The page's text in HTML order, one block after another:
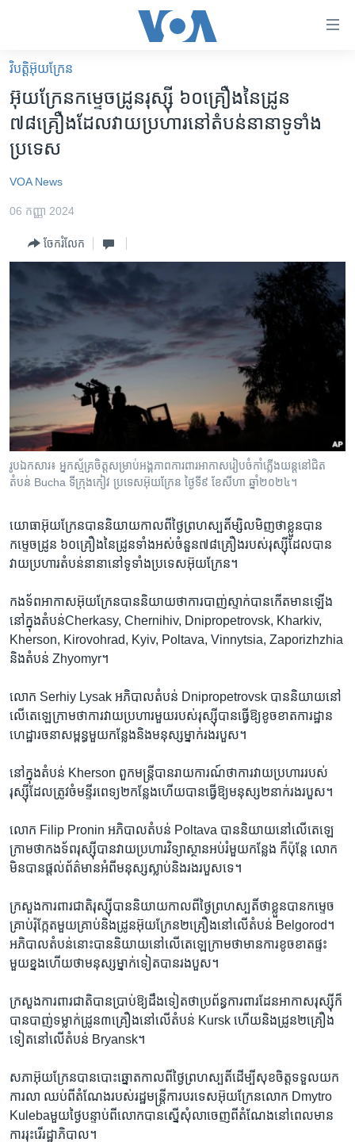
គេហទំព័រ​
ទាក់ទង
រំលង​
និង​
ចូល​
ទំព័រ​
ព័ត៌មាន​​
រំលង​
ទៅ​
ទំព័រ​
រចនា
សម្ព័ន្ធ​
រំលង​
និង​
ចូល​
ទៅ​
កាន់​
ទំព័រ​
រក
អន្តរជាតិ
ព្រឹត្តិការណ៍ព័ត៌មាន
វិទ្យុ / ផតខាសថ៍
Khmer English
បណ្តាញ​សង្គម
វិបត្តិអ៊ុយក្រែន
អ៊ុយក្រែន​​កម្ទេច​​ដ្រូន​​រុស្ស៊ី​ ៦០គ្រឿង​​នៃ​ដ្រូន​
៧៨គ្រឿង​​ដែល​​វាយ​​ប្រហារ​​នៅ​​តំបន់​​នានា​​ទូទាំង​
ប្រទេស
VOA News
06 កញ្ញា 2024
ចែករំលែក
រូបឯកសារ៖ អ្នក​ស្ម័គ្រ​ចិត្ត​សម្រាប់​អង្គភាព​ការពារ​អាកាស​រៀបចំ​កាំភ្លើង​យន្ត​នៅ​ជិត
តំបន់ Bucha ទីក្រុងកៀវ ប្រទេស​អ៊ុយក្រែន ថ្ងៃទី៩ ខែសីហា ឆ្នាំ២០២៤។
យោធា​អ៊ុយក្រែន​បាន​និយាយ​កាលពី​ថ្ងៃ​ព្រហស្បតិ៍​ម្សិលមិញ​ថា​ខ្លួន​បាន​
កម្ទេច​ដ្រូន ៦០គ្រឿង​នៃ​ដ្រូន​ទាំង​អស់​ចំនួន៧៨គ្រឿង​របស់​រុស្ស៊ី​ដែល​បាន​
វាយ​ប្រហារ​តំបន់​នានា​នៅ​ទូទាំង​ប្រទេស​អ៊ុយក្រែន។
កងទ័ព​អាកាស​អ៊ុយក្រែន​បាន​និយាយ​ថា​ការបាញ់​ស្ទាក់​បាន​កើត​មាន​ឡើង​
នៅ​ក្នុង​តំបន់Cherkasy, Chernihiv, Dnipropetrovsk, Kharkiv,
Kherson, Kirovohrad, Kyiv, Poltava, Vinnytsia, Zaporizhzhia
និង​តំបន់ Zhyomyr។
លោក Serhiy Lysak អភិបាល​តំបន់ Dnipropetrovsk បាន​និយាយ​នៅ​
លើ​តេឡេក្រាម​ថា​ការវាយ​ប្រហារ​មួយ​របស់​រុស្ស៊ី​បាន​ធ្វើ​ឱ្យ​ខូចខាត​ការដ្ឋាន​
ហេដ្ឋារចនា​សម្ពន្ធមួយ​កន្លែង​និង​មនុស្ស​ម្នាក់​រង​របួស។
នៅ​ក្នុង​តំបន់ Kherson ពួក​មន្ត្រី​បាន​រាយការណ៍​ថា​ការវាយ​ប្រហារ​របស់​
រុស្ស៊ី​ដែល​ត្រូវចំ​មន្ទីរពេទ្យ២កន្លែង​ហើយ​បាន​ធ្វើ​ឱ្យ​មនុស្ស២នាក់​រងរបួស។
លោក Filip Pronin អភិបាល​តំបន់ Poltava បាន​និយាយ​នៅ​លើ​តេឡេ
ក្រាម​ថា​កងទ័ព​រុស្ស៊ី​បាន​វាយ​ប្រហារ​វិទ្យាស្ថាន​អប់រំ​មួយ​កន្លែង ក៏ប៉ុន្តែ លោក​
មិន​បាន​ផ្តល់​ព័ត៌មាន​អំពី​មនុស្ស​ស្លាប់​និង​រងរបួស​ទេ។
ក្រសួង​ការពារ​ជាតិ​រុស្ស៊ី​បាន​និយាយ​កាលពី​ថ្ងៃ​ព្រហស្បតិ៍​ថា​ខ្លួន​បាន​កម្ទេច​
គ្រាប់​រ៉ុក្កែត​មួយ​គ្រាប់​និងដ្រូន​អ៊ុយក្រែន២គ្រឿង​នៅ​លើ​តំបន់ Belgorod។
អភិបាល​តំបន់​នោះ​បាន​និយាយនៅ​លើ​តេឡេក្រាម​ថា​មាន​ការខូចខាត​ផ្ទះ​
មួយ​ខ្នង​ហើយ​ថា​មនុស្ស​ម្នាក់​ទៀត​បាន​រងបួស។
ក្រសួង​ការពារ​ជាតិ​បាន​ប្រាប់​ឱ្យ​ដឹង​ទៀត​ថា​ប្រព័ន្ធ​ការពារ​ដែន​អាកាស​រុស្ស៊ី​ក៏​
បាន​បាញ់​ទម្លាក់​ដ្រូន៣គ្រឿង​នៅ​លើ​តំបន់ Kursk ហើយ​និង​ដ្រូន២គ្រឿង​
ទៀត​នៅ​លើ​តំបន់ Bryansk។
សភា​អ៊ុយក្រែន​បាន​បោះឆ្នោត​កាលពី​ថ្ងៃ​ព្រហស្បតិ៍​ដើម្បី​សុខចិត្ត​ទទួលយក​
ការលា ឈប់​ពីតំណែង​របស់​រដ្ឋមន្ត្រី​ការបរទេស​អ៊ុយក្រែន​លោក Dmytro
Kulebaមួយ​ថ្ងៃ​បន្ទាប់ពី​លោក​បាន​ស្នើ​សុំ​លាចេញ​ពី​តំណែង​នៅពេល​មាន​
ការរុះរើ​រដ្ឋាភិបាល។